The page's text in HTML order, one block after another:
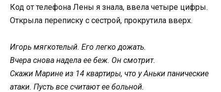
Код от телефона Лены я знала, ввела четыре цифры.
Открыла переписку с сестрой, прокрутила вверх.
Игорь мягкотелый. Его легко дожать.
Вчера снова надела ее беж. Он смотрит.
Скажи Марине из 14 квартиры, что у Аньки панические
атаки. Пусть все считают ее больной.